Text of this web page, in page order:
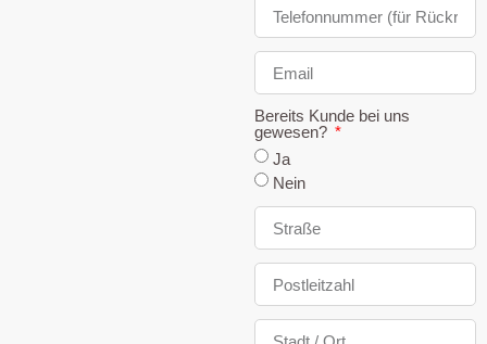
Bereits Kunde bei uns
gewesen?
Ja
Nein